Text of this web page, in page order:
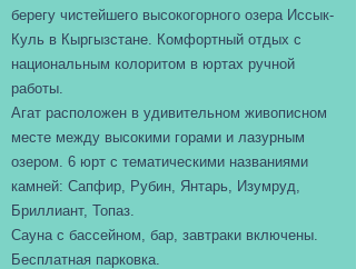
берегу чистейшего высокогорного озера Иссык-
Куль в Кыргызстане. Комфортный отдых с
национальным колоритом в юртах ручной
работы.
Агат расположен в удивительном живописном
месте между высокими горами и лазурным
озером. 6 юрт с тематическими названиями
камней: Сапфир, Рубин, Янтарь, Изумруд,
Бриллиант, Топаз.
Сауна с бассейном, бар, завтраки включены.
Бесплатная парковка.